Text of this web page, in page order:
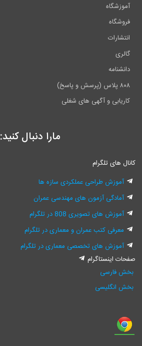
آموزشگاه
فروشگاه
انتشارات
گالری
دانشنامه
۸۰۸ پلاس (پرسش و پاسخ)
کاریابی و آگهی های شغلی
مارا دنبال کنید:
کانال های تلگرام
آموزش طراحی عملکردی سازه ها
آمادگی آزمون های مهندسی عمران
آموزش های تصویری 808 در تلگرام
معرفی کتب عمران و معماری در تلگرام
آموزش های تخصصی معماری در تلگرام
صفحات اینستاگرام
بخش فارسی
بخش انگلیسی